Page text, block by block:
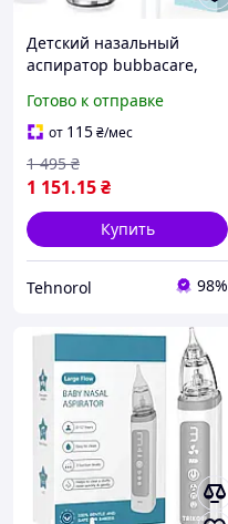
Детский назальный
аспиратор bubbacare,
очиститель носа (коробка
пошкоджена)
Готово к отправке
от 115₴/мес
1 151.15₴
1 495 ₴
Купить
Tehnorol 98%